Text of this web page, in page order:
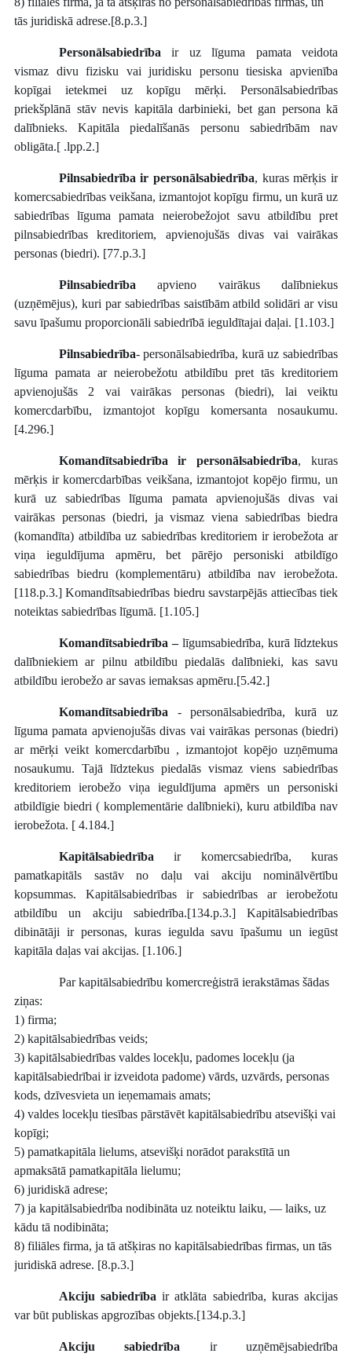
tās juridiskā adrese.[8.p.3.]
Personālsabiedrība ir uz līguma pamata veidota
vismaz divu fizisku vai juridisku personu tiesiska apvienība
kopīgai ietekmei uz kopīgu mērķi. Personālsabiedrības
priekšplānā stāv nevis kapitāla darbinieki, bet gan persona kā
dalībnieks. Kapitāla piedalīšanās personu sabiedrībām nav
obligāta.[ .lpp.2.]
Pilnsabiedrība ir personālsabiedrība, kuras mērķis ir
komercsabiedrības veikšana, izmantojot kopīgu firmu, un kurā uz
sabiedrības līguma pamata neierobežojot savu atbildību pret
pilnsabiedrības kreditoriem, apvienojušās divas vai vairākas
personas (biedri). [77.p.3.]
Pilnsabiedrība apvieno vairākus dalībniekus
(uzņēmējus), kuri par sabiedrības saistībām atbild solidāri ar visu
savu īpašumu proporcionāli sabiedrībā ieguldītajai daļai. [1.103.]
Pilnsabiedrība- personālsabiedrība, kurā uz sabiedrības
līguma pamata ar neierobežotu atbildību pret tās kreditoriem
apvienojušās 2 vai vairākas personas (biedri), lai veiktu
komercdarbību, izmantojot kopīgu komersanta nosaukumu.
[4.296.]
Komandītsabiedrība ir personālsabiedrība, kuras
mērķis ir komercdarbības veikšana, izmantojot kopējo firmu, un
kurā uz sabiedrības līguma pamata apvienojušās divas vai
vairākas personas (biedri, ja vismaz viena sabiedrības biedra
(komandīta) atbildība uz sabiedrības kreditoriem ir ierobežota ar
viņa ieguldījuma apmēru, bet pārējo personiski atbildīgo
sabiedrības biedru (komplementāru) atbildība nav ierobežota.
[118.p.3.] Komandītsabiedrības biedru savstarpējās attiecības tiek
noteiktas sabiedrības līgumā. [1.105.]
Komandītsabiedrība – līgumsabiedrība, kurā līdztekus
dalībniekiem ar pilnu atbildību piedalās dalībnieki, kas savu
atbildību ierobežo ar savas iemaksas apmēru.[5.42.]
Komandītsabiedrība - personālsabiedrība, kurā uz
līguma pamata apvienojušās divas vai vairākas personas (biedri)
ar mērķi veikt komercdarbību , izmantojot kopējo uzņēmuma
nosaukumu. Tajā līdztekus piedalās vismaz viens sabiedrības
kreditoriem ierobežo viņa ieguldījuma apmērs un personiski
atbildīgie biedri ( komplementārie dalībnieki), kuru atbildība nav
ierobežota. [ 4.184.]
Kapitālsabiedrība ir komercsabiedrība, kuras
pamatkapitāls sastāv no daļu vai akciju nominālvērtību
kopsummas. Kapitālsabiedrības ir sabiedrības ar ierobežotu
atbildību un akciju sabiedrība.[134.p.3.] Kapitālsabiedrības
dibinātāji ir personas, kuras iegulda savu īpašumu un iegūst
kapitāla daļas vai akcijas. [1.106.]
Par kapitālsabiedrību komercreģistrā ierakstāmas šādas
ziņas:
1) firma;
2) kapitālsabiedrības veids;
3) kapitālsabiedrības valdes locekļu, padomes locekļu (ja
kapitālsabiedrībai ir izveidota padome) vārds, uzvārds, personas
kods, dzīvesvieta un ieņemamais amats;
4) valdes locekļu tiesības pārstāvēt kapitālsabiedrību atsevišķi vai
kopīgi;
5) pamatkapitāla lielums, atsevišķi norādot parakstītā un
apmaksātā pamatkapitāla lielumu;
6) juridiskā adrese;
7) ja kapitālsabiedrība nodibināta uz noteiktu laiku, — laiks, uz
kādu tā nodibināta;
8) filiāles firma, ja tā atšķiras no kapitālsabiedrības firmas, un tās
juridiskā adrese. [8.p.3.]
Akciju sabiedrība ir atklāta sabiedrība, kuras akcijas
var būt publiskas apgrozības objekts.[134.p.3.]
Akciju sabiedrība ir uzņēmējsabiedrība